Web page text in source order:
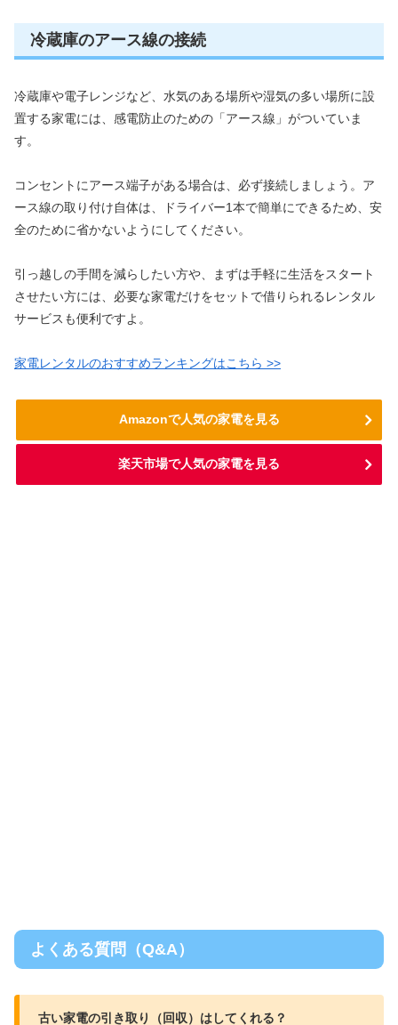
冷蔵庫のアース線の接続
冷蔵庫や電子レンジなど、水気のある場所や湿気の多い場所に設
置する家電には、感電防止のための「アース線」がついていま
す。
コンセントにアース端子がある場合は、必ず接続しましょう。ア
ース線の取り付け自体は、ドライバー1本で簡単にできるため、安
全のために省かないようにしてください。
引っ越しの手間を減らしたい方や、まずは手軽に生活をスタート
させたい方には、必要な家電だけをセットで借りられるレンタル
サービスも便利ですよ。
家電レンタルのおすすめランキングはこちら >>
Amazonで人気の家電を見る
楽天市場で人気の家電を見る
よくある質問（Q&A）
古い家電の引き取り（回収）はしてくれる？